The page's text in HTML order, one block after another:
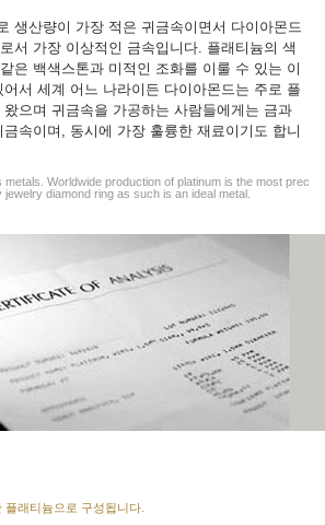
생산량이 가장 적은 귀금속이면서 다이아몬드
서 가장 이상적인 금속입니다. 플래티늄의 색
은 백색스톤과 미적인 조화를 이룰 수 있는 이
서 세계 어느 나라이든 다이아몬드는 주로 플
으며 귀금속을 가공하는 사람들에게는 금과
속이며, 동시에 가장 훌륭한 재료이기도 합니
metals. Worldwide production of platinum is the most prec
diamond ring as such is an ideal metal.
래티늄으로 구성됩니다.